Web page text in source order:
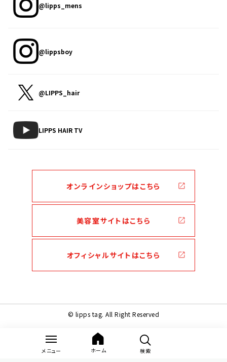
@lipps_mens
@lippsboy
@LIPPS_hair
LIPPS HAIR TV
オンラインショップはこちら
美容室サイトはこちら
オフィシャルサイトはこちら
© lipps tag. All Right Reserved
メニュー ホーム 検索